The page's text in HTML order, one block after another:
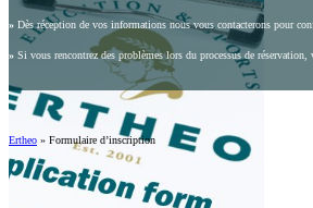
» Dès réception de vos informations nous vous contacterons pour
» Si vous rencontrez des problèmes lors du processus de réservation,
Ertheo » Formulaire d’inscription